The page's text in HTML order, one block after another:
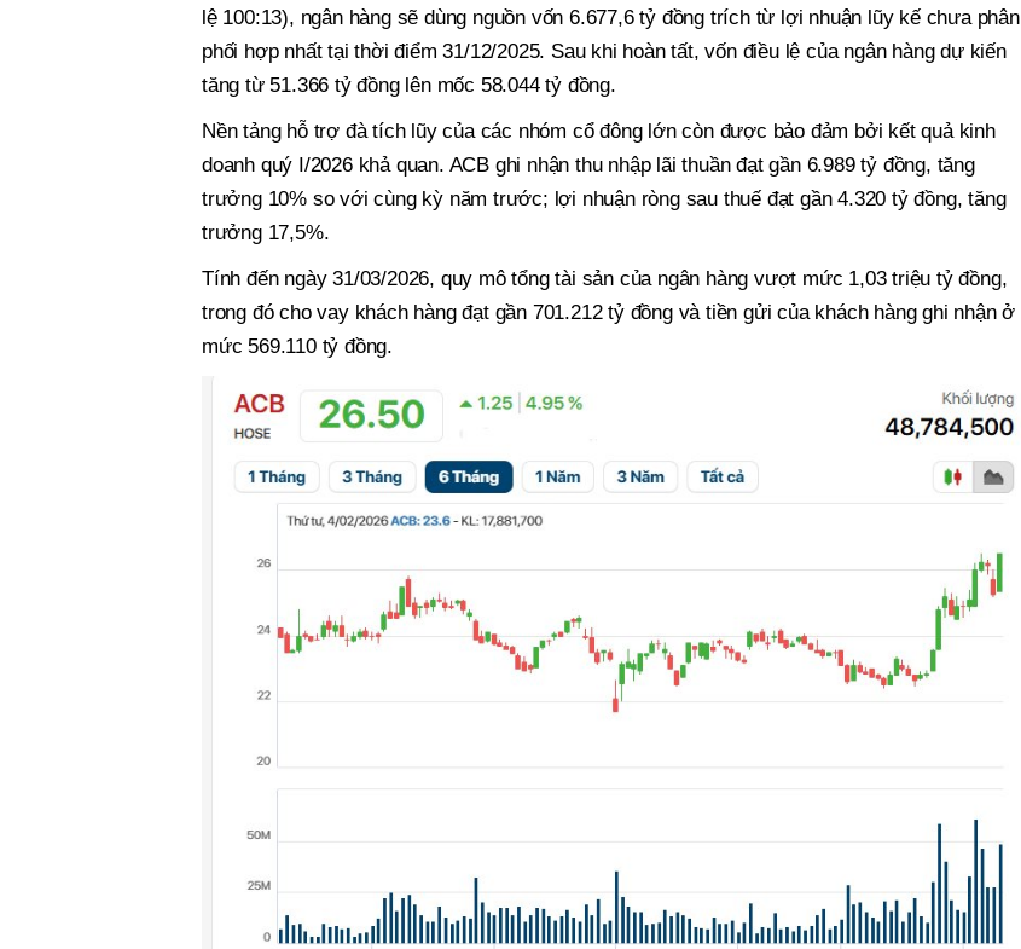
lệ 100:13), ngân hàng sẽ dùng nguồn vốn 6.677,6 tỷ đồng trích từ lợi nhuận lũy kế chưa phân
phối hợp nhất tại thời điểm 31/12/2025. Sau khi hoàn tất, vốn điều lệ của ngân hàng dự kiến
tăng từ 51.366 tỷ đồng lên mốc 58.044 tỷ đồng.
Nền tảng hỗ trợ đà tích lũy của các nhóm cổ đông lớn còn được bảo đảm bởi kết quả kinh
doanh quý I/2026 khả quan. ACB ghi nhận thu nhập lãi thuần đạt gần 6.989 tỷ đồng, tăng
trưởng 10% so với cùng kỳ năm trước; lợi nhuận ròng sau thuế đạt gần 4.320 tỷ đồng, tăng
trưởng 17,5%.
Tính đến ngày 31/03/2026, quy mô tổng tài sản của ngân hàng vượt mức 1,03 triệu tỷ đồng,
trong đó cho vay khách hàng đạt gần 701.212 tỷ đồng và tiền gửi của khách hàng ghi nhận ở
mức 569.110 tỷ đồng.